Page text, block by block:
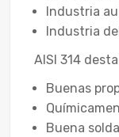
Industria
Industria
AISI 314
Buenas
Buena